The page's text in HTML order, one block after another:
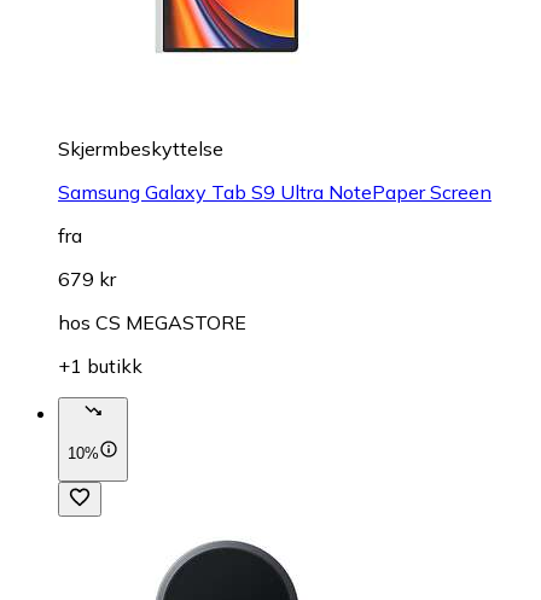
Skjermbeskyttelse
Samsung Galaxy Tab S9 Ultra NotePaper Screen
fra
679 kr
hos CS MEGASTORE
+1 butikk
10%